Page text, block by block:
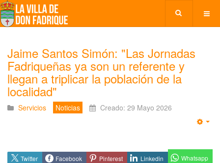
Jaime Santos Simón: "Las Jornadas
Fadriqueñas ya son un referente y
llegan a triplicar la población de la
localidad"
Servicios Noticias Creado: 29 Mayo 2026
Twitter Facebook Pinterest Linkedin Whatsapp